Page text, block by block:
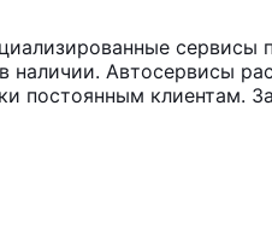
сервисы
наличии. Автосервисы
постоянным клиентам.